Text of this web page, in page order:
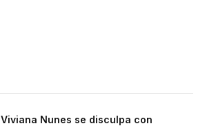
Viviana Nunes se disculpa con